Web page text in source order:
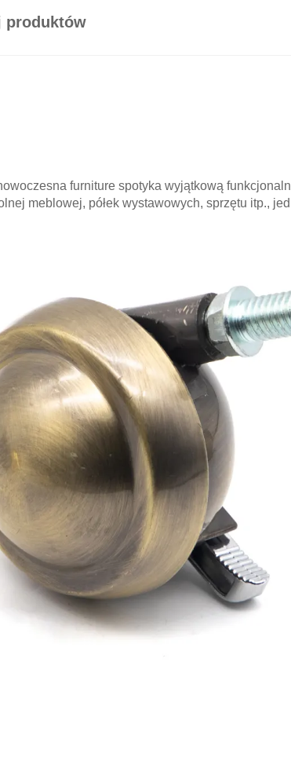
produktów
furniture spotyka wyjątkową
meblowej, półek wystawowych, sprzętu itp.,